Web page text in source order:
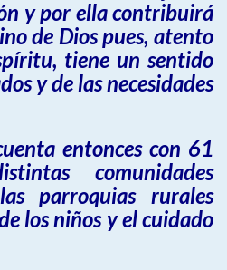
y por ella contribuirá
de Dios pues, atento
tiene un sentido
y de las necesidades
entonces con 61
comunidades
parroquias rurales
los niños y el cuidado